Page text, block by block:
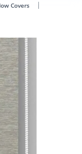
Covers